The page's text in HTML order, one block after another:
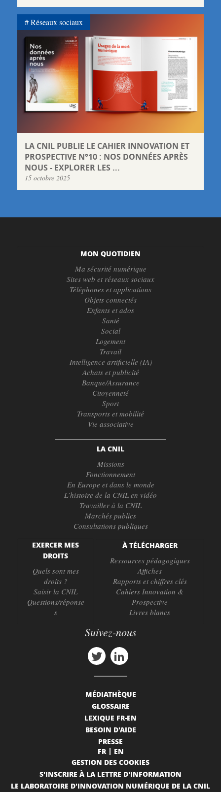
LA CNIL PUBLIE LE CAHIER INNOVATION ET
PROSPECTIVE N°10 : NOS DONNÉES APRÈS
NOUS - EXPLORER LES ...
15 octobre 2025
Réseaux sociaux
MON QUOTIDIEN
Ma sécurité numérique
Sites web et réseaux sociaux
Téléphones et applications
Objets connectés
Enfants et ados
Santé
Social
Logement
Travail
Intelligence artificielle (IA)
Achats et publicité
Banque/Assurance
Citoyenneté
Sport
Transports et mobilité
Vie associative
LA CNIL
Missions
Fonctionnement
En Europe et dans le monde
L’histoire de la CNIL en vidéo
Travailler à la CNIL
Marchés publics
Consultations publiques
EXERCER MES
DROITS
Quels sont mes
droits ?
Saisir la CNIL
Questions/réponse
s
À TÉLÉCHARGER
Ressources pédagogiques
Affiches
Rapports et chiffres clés
Cahiers Innovation &
Prospective
Livres blancs
Suivez-nous
MÉDIATHÈQUE
GLOSSAIRE
LEXIQUE FR-EN
BESOIN D'AIDE
PRESSE
FR
EN
GESTION DES COOKIES
S'INSCRIRE À LA LETTRE D'INFORMATION
LE LABORATOIRE D'INNOVATION NUMÉRIQUE DE LA CNIL